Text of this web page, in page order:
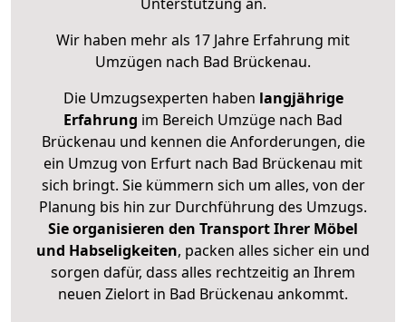
Wir haben mehr als 17 Jahre Erfahrung mit
Umzügen nach Bad Brückenau.
Die Umzugsexperten haben langjährige
Erfahrung im Bereich Umzüge nach Bad
Brückenau und kennen die Anforderungen, die
ein Umzug von Erfurt nach Bad Brückenau mit
sich bringt. Sie kümmern sich um alles, von der
Planung bis hin zur Durchführung des Umzugs.
Sie organisieren den Transport Ihrer Möbel
und Habseligkeiten, packen alles sicher ein und
sorgen dafür, dass alles rechtzeitig an Ihrem
neuen Zielort in Bad Brückenau ankommt.